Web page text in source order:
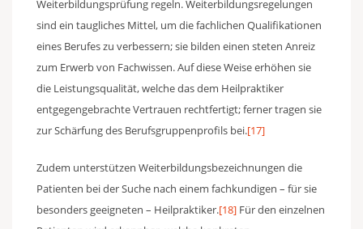
Weiterbildungsprüfung regeln. Weiterbildungsregelungen
sind ein taugliches Mittel, um die fachlichen Qualifikationen
eines Berufes zu verbessern; sie bilden einen steten Anreiz
zum Erwerb von Fachwissen. Auf diese Weise erhöhen sie
die Leistungsqualität, welche das dem Heilpraktiker
entgegengebrachte Vertrauen rechtfertigt; ferner tragen sie
zur Schärfung des Berufsgruppenprofils bei.[17]
Zudem unterstützen Weiterbildungsbezeichnungen die
Patienten bei der Suche nach einem fachkundigen – für sie
besonders geeigneten – Heilpraktiker.[18] Für den einzelnen